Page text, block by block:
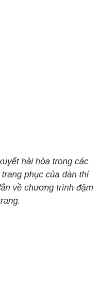
hài hòa trong các
phục của dàn thí
về chương trình đậm